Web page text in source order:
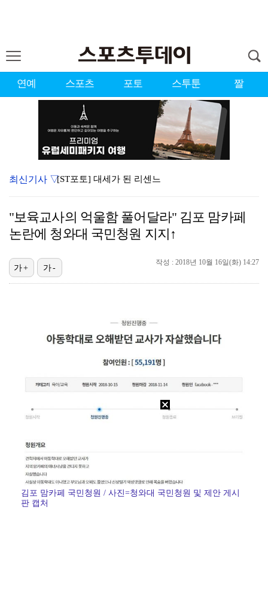
연예 스포츠 포토 스투툰 짤
[ST포토] 대세가 된 리센느
'도밍게스 선제골' AT마드리드, 맨시티에 1-0 앞선…
[ST포토] 리센느 원이, 성공한 거제소녀
[ST포토] 리센느 미나미, '축구 팬들 안녕'
최신기사 ▽
"보육교사의 억울함 풀어달라" 김포 맘카페
논란에 청와대 국민청원 지지↑
작성 : 2018년 10월 16일(화) 14:27
가+ 가-
김포 맘카페 국민청원 / 사진=청와대 국민청원 및 제안 게시
판 캡처